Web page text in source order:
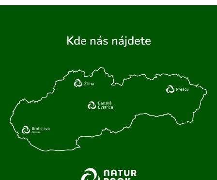
Kde nás nájdete